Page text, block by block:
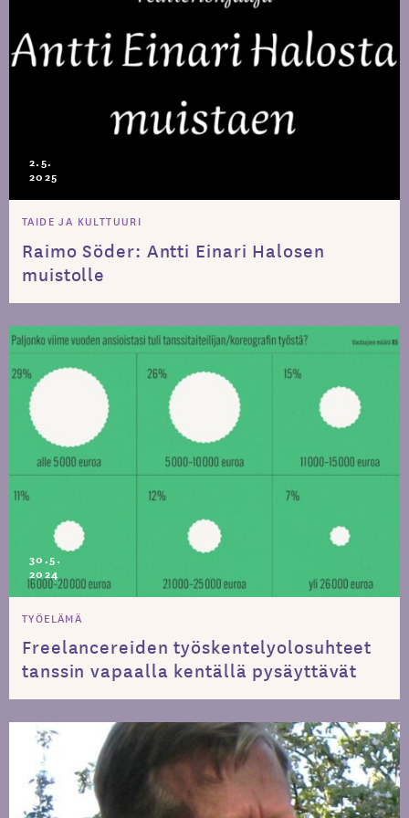
2.5.
2025
TAIDE JA KULTTUURI
Raimo Söder: Antti Einari Halosen
muistolle
30.5.
2024
TYÖELÄMÄ
Freelancereiden työskentelyolosuhteet
tanssin vapaalla kentällä pysäyttävät